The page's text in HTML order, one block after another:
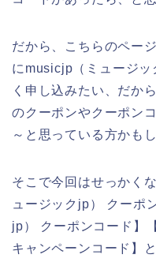
だから、こちらのペー
にmusicjp（ミュージ
く申し込みたい、だか
のクーポンやクーポン
～と思っている方かも
そこで今回はせっかく
ュージックjp） クーポ
jp） クーポンコード】
キャンペーンコード】